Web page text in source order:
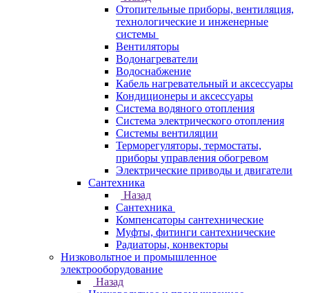
Отопительные приборы, вентиляция,
технологические и инженерные
системы
Вентиляторы
Водонагреватели
Водоснабжение
Кабель нагревательный и аксессуары
Кондиционеры и аксессуары
Система водяного отопления
Система электрического отопления
Системы вентиляции
Терморегуляторы, термостаты,
приборы управления обогревом
Электрические приводы и двигатели
Сантехника
Назад
Сантехника
Компенсаторы сантехнические
Муфты, фитинги сантехнические
Радиаторы, конвекторы
Низковольтное и промышленное
электрооборудование
Назад